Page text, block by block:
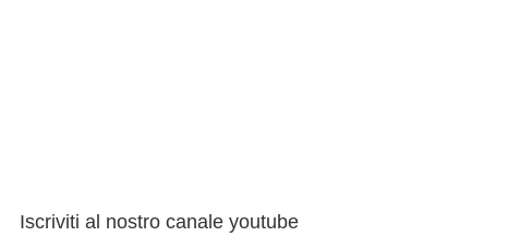
Iscriviti al nostro canale youtube